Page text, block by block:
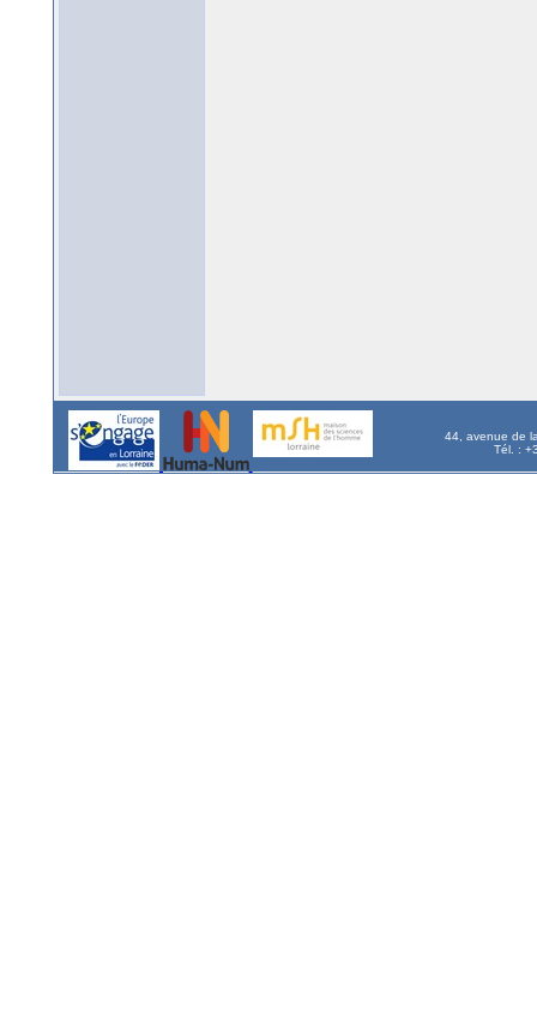
44, avenue de
Tél. :